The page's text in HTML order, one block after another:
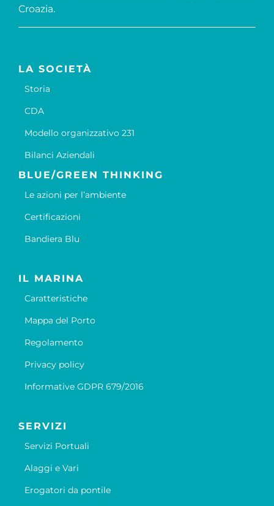
Croazia.
LA SOCIETÀ
Storia
CDA
Modello organizzativo 231
Bilanci Aziendali
BLUE/GREEN THINKING
Le azioni per l’ambiente
Certificazioni
Bandiera Blu
IL MARINA
Caratteristiche
Mappa del Porto
Regolamento
Privacy policy
Informative GDPR 679/2016
SERVIZI
Servizi Portuali
Alaggi e Vari
Erogatori da pontile